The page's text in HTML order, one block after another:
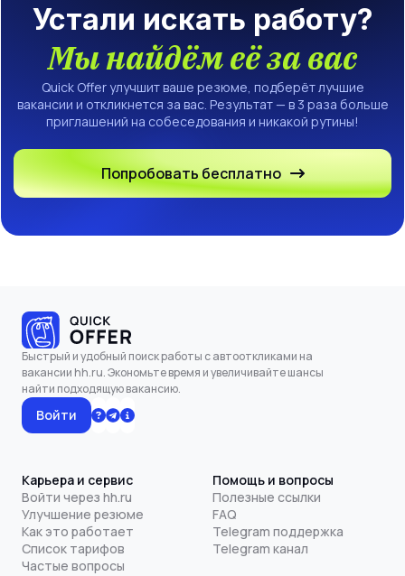
Устали искать работу?
Мы найдём её за вас
Quick Offer улучшит ваше резюме, подберёт лучшие
вакансии и откликнется за вас. Результат — в 3 раза больше
приглашений на собеседования и никакой рутины!
Попробовать бесплатно
Быстрый и удобный поиск работы с автооткликами на
вакансии hh.ru. Экономьте время и увеличивайте шансы
найти подходящую вакансию.
Войти
Карьера и сервис
Войти через hh.ru
Улучшение резюме
Как это работает
Список тарифов
Частые вопросы
Помощь и вопросы
Полезные ссылки
FAQ
Telegram поддержка
Telegram канал